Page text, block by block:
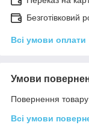
Безготівковий
Всі умови оплати
Умови
Повернення
Всі умови